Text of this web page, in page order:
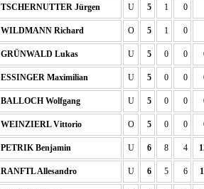
TSCHERNUTTER Jürgen U 5 1 0
WILDMANN Richard O 5 1 0
GRÜNWALD Lukas U 5 0 0
ESSINGER Maximilian U 5 0 0
BALLOCH Wolfgang U 5 0 0
WEINZIERL Vittorio O 5 0 0
PETRIK Benjamin U 6 8 4
RANFTL Allesandro U 6 5 6